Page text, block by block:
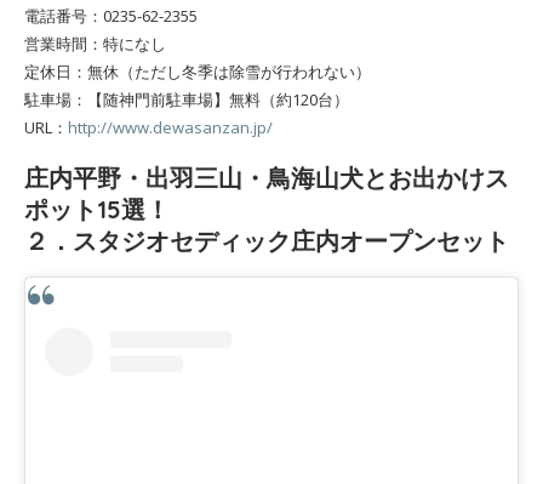
電話番号：0235-62-2355
営業時間：特になし
定休日：無休（ただし冬季は除雪が行われない）
駐車場：【随神門前駐車場】無料（約120台）
URL： http://www.dewasanzan.jp/
庄内平野・出羽三山・鳥海山犬とお出かけス
ポット15選！
２．スタジオセディック庄内オープンセット